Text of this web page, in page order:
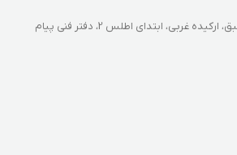
غربی، ابتدای اطلس 2، دفتر فنی پیام